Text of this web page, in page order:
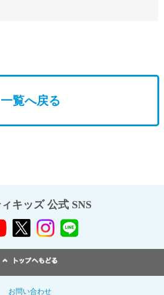
一覧へ戻る
キッズ 公式 SNS
お問い合わせ